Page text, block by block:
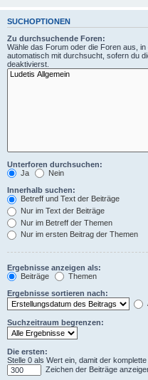
SUCHOPTIONEN
Zu durchsuchende Foren:
Wähle das Forum oder die Foren aus,
automatisch mit durchsucht, sofern du
deaktivierst.
Unterforen durchsuchen:
Ja
Nein
Innerhalb suchen:
Betreff und Text der Beiträge
Nur im Text der Beiträge
Nur im Betreff der Themen
Nur im ersten Beitrag der Themen
Ergebnisse anzeigen als:
Beiträge
Themen
Ergebnisse sortieren nach:
Suchzeitraum begrenzen:
Die ersten:
Stelle 0 als Wert ein, damit der
Zeichen der Beiträge